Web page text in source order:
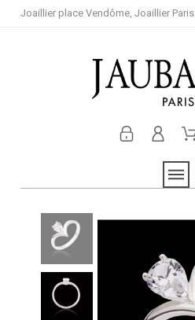
Joaillier place Vendôme, Joaillier Paris